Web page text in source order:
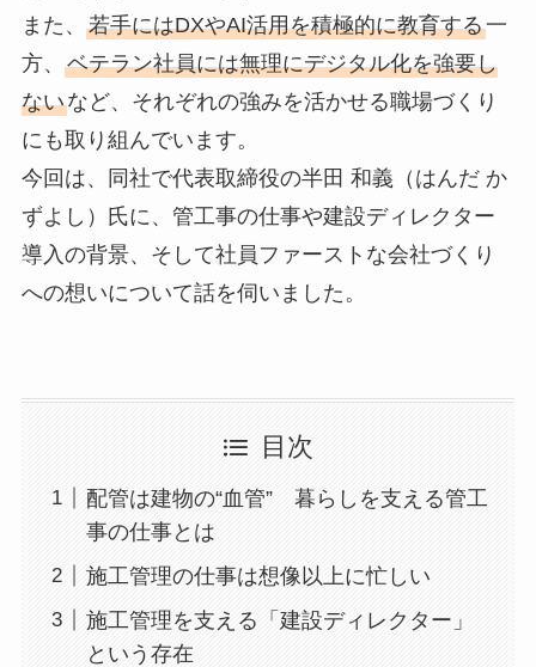
また、 若手にはDXやAI活用を積極的に教育する一
方、 ベテラン社員には無理にデジタル化を強要し
ないなど、それぞれの強みを活かせる職場づくり
にも取り組んでいます。
今回は、同社で代表取締役の半田 和義（はんだ か
ずよし）氏に、管工事の仕事や建設ディレクター
導入の背景、そして社員ファーストな会社づくり
への想いについて話を伺いました。
目次
配管は建物の“血管” 暮らしを支える管工
事の仕事とは
施工管理の仕事は想像以上に忙しい
施工管理を支える「建設ディレクター」
という存在